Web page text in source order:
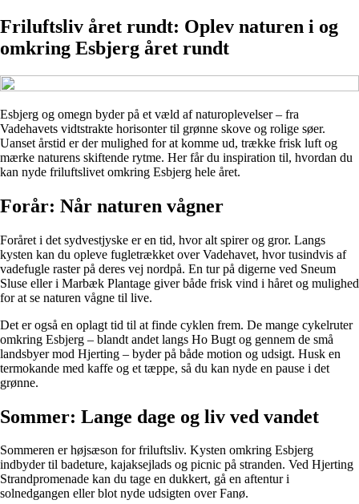
Friluftsliv året rundt: Oplev naturen i og
omkring Esbjerg året rundt
Esbjerg og omegn byder på et væld af naturoplevelser – fra
Vadehavets vidtstrakte horisonter til grønne skove og rolige søer.
Uanset årstid er der mulighed for at komme ud, trække frisk luft og
mærke naturens skiftende rytme. Her får du inspiration til, hvordan du
kan nyde friluftslivet omkring Esbjerg hele året.
Forår: Når naturen vågner
Foråret i det sydvestjyske er en tid, hvor alt spirer og gror. Langs
kysten kan du opleve fugletrækket over Vadehavet, hvor tusindvis af
vadefugle raster på deres vej nordpå. En tur på digerne ved Sneum
Sluse eller i Marbæk Plantage giver både frisk vind i håret og mulighed
for at se naturen vågne til live.
Det er også en oplagt tid til at finde cyklen frem. De mange cykelruter
omkring Esbjerg – blandt andet langs Ho Bugt og gennem de små
landsbyer mod Hjerting – byder på både motion og udsigt. Husk en
termokande med kaffe og et tæppe, så du kan nyde en pause i det
grønne.
Sommer: Lange dage og liv ved vandet
Sommeren er højsæson for friluftsliv. Kysten omkring Esbjerg
indbyder til badeture, kajaksejlads og picnic på stranden. Ved Hjerting
Strandpromenade kan du tage en dukkert, gå en aftentur i
solnedgangen eller blot nyde udsigten over Fanø.